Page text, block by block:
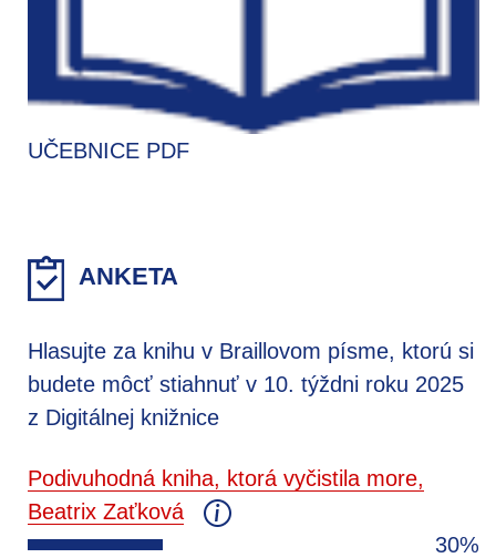
UČEBNICE PDF
ANKETA
Hlasujte za knihu v Braillovom písme, ktorú si
budete môcť stiahnuť v 10. týždni roku 2025
z Digitálnej knižnice
Podivuhodná kniha, ktorá vyčistila more,
Beatrix Zaťková
30%